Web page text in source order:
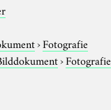
›Fotografie
›Fotografie